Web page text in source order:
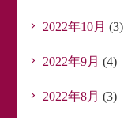
2022年10月 (3)
2022年9月 (4)
2022年8月 (3)